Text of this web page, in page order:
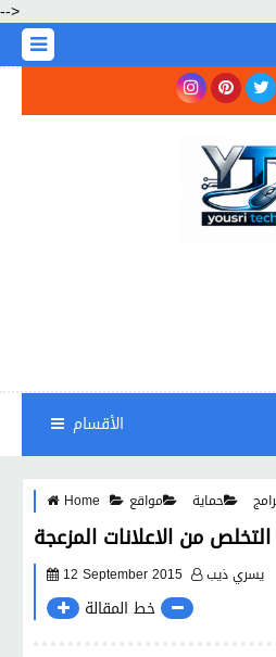
-->
الأقسام
Home حماية مواقع
من الاعلانات المزعجة
12 September 2015 يسري ذيب
خط المقالة